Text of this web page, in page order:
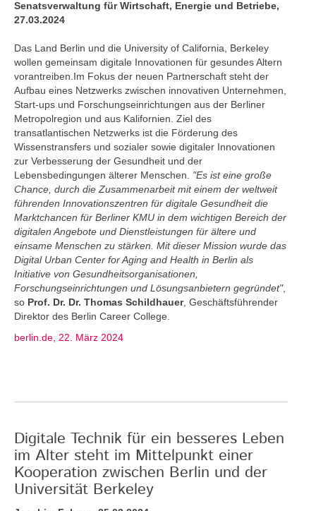
Senatsverwaltung für Wirtschaft, Energie und Betriebe,
27.03.2024
Das Land Berlin und die University of California, Berkeley
wollen gemeinsam digitale Innovationen für gesundes Altern
vorantreiben.Im Fokus der neuen Partnerschaft steht der
Aufbau eines Netzwerks zwischen innovativen Unternehmen,
Start-ups und Forschungseinrichtungen aus der Berliner
Metropolregion und aus Kalifornien. Ziel des
transatlantischen Netzwerks ist die Förderung des
Wissenstransfers und sozialer sowie digitaler Innovationen
zur Verbesserung der Gesundheit und der
Lebensbedingungen älterer Menschen. "Es ist eine große
Chance, durch die Zusammenarbeit mit einem der weltweit
führenden Innovationszentren für digitale Gesundheit die
Marktchancen für Berliner KMU in dem wichtigen Bereich der
digitalen Angebote und Dienstleistungen für ältere und
einsame Menschen zu stärken. Mit dieser Mission wurde das
Digital Urban Center for Aging and Health in Berlin als
Initiative von Gesundheitsorganisationen,
Forschungseinrichtungen und Lösungsanbietern gegründet",
so Prof. Dr. Dr. Thomas Schildhauer, Geschäftsführender
Direktor des Berlin Career College.
berlin.de, 22. März 2024
Digitale Technik für ein besseres Leben
im Alter steht im Mittelpunkt einer
Kooperation zwischen Berlin und der
Universität Berkeley